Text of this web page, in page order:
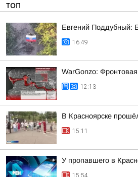
ТОП
Евгений Поддубный:
16:49
WarGonzo:
12:13
В Красноярске
15:11
У пропавшего в
15:54